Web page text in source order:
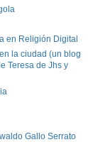
en Religión Digital
la ciudad (un blog
Teresa de Jhs y
Gallo Serrato